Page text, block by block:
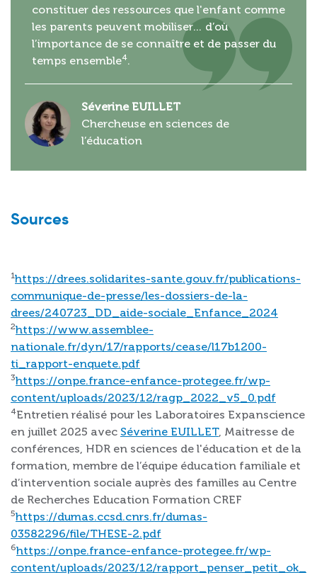
constituer des ressources que l'enfant comme
les parents peuvent mobiliser… d’où
l’importance de se connaître et de passer du
temps ensemble4.
Séverine EUILLET
Chercheuse en sciences de
l’éducation
Sources
1https://drees.solidarites-sante.gouv.fr/publications-
communique-de-presse/les-dossiers-de-la-
drees/240723_DD_aide-sociale_Enfance_2024
2https://www.assemblee-
nationale.fr/dyn/17/rapports/cease/l17b1200-
ti_rapport-enquete.pdf
3https://onpe.france-enfance-protegee.fr/wp-
content/uploads/2023/12/ragp_2022_v5_0.pdf
4Entretien réalisé pour les Laboratoires Expanscience
en juillet 2025 avec Séverine EUILLET, Maitresse de
conférences, HDR en sciences de l'éducation et de la
formation, membre de l’équipe éducation familiale et
d’intervention sociale auprès des familles au Centre
de Recherches Education Formation CREF
5https://dumas.ccsd.cnrs.fr/dumas-
03582296/file/THESE-2.pdf
6https://onpe.france-enfance-protegee.fr/wp-
content/uploads/2023/12/